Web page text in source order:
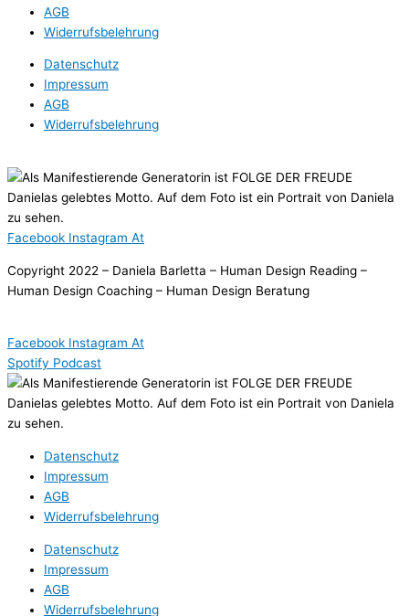
AGB
Widerrufsbelehrung
Datenschutz
Impressum
AGB
Widerrufsbelehrung
Facebook Instagram At
Copyright 2022 – Daniela Barletta – Human Design Reading –
Human Design Coaching – Human Design Beratung
Facebook Instagram At
Spotify Podcast
Datenschutz
Impressum
AGB
Widerrufsbelehrung
Datenschutz
Impressum
AGB
Widerrufsbelehrung